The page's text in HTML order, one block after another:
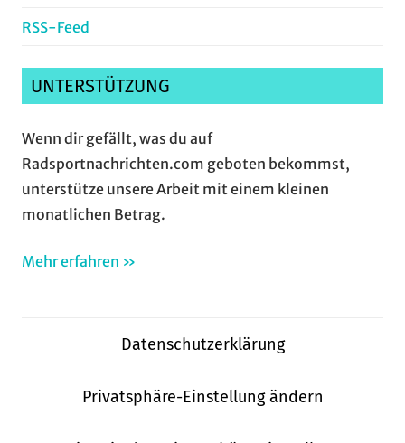
RSS-Feed
UNTERSTÜTZUNG
Wenn dir gefällt, was du auf
Radsportnachrichten.com geboten bekommst,
unterstütze unsere Arbeit mit einem kleinen
monatlichen Betrag.
Mehr erfahren »
Datenschutzerklärung
Privatsphäre-Einstellung ändern